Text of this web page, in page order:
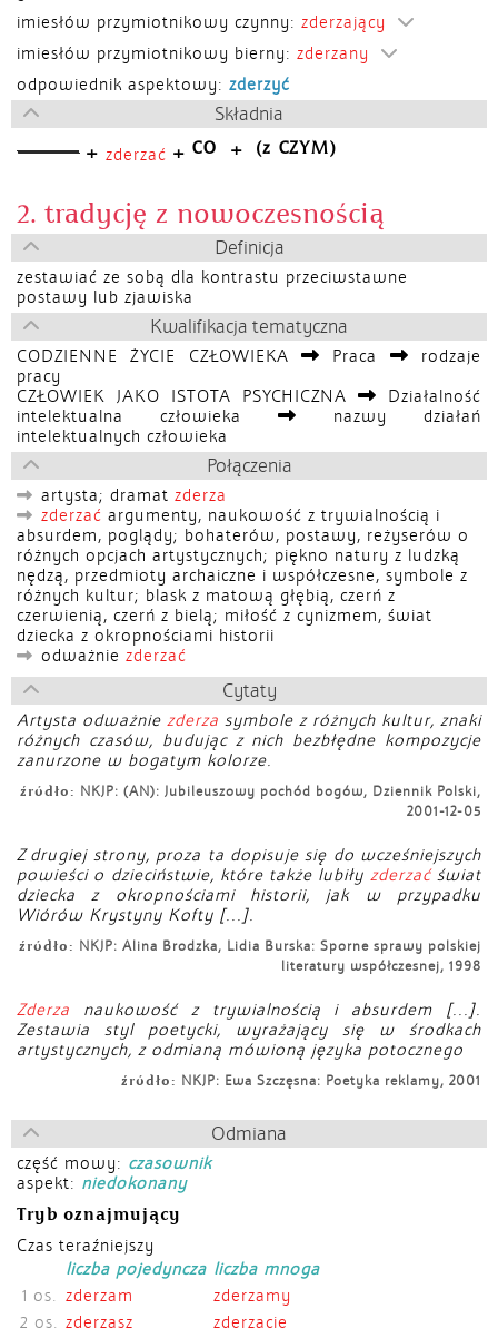
imiesłów przymiotnikowy czynny: zderzający
imiesłów przymiotnikowy bierny: zderzany
odpowiednik aspektowy: zderzyć
Składnia
+ zderzać + CO + (z CZYM)
2. tradycję z nowoczesnością
Definicja
zestawiać ze sobą dla kontrastu przeciwstawne
postawy lub zjawiska
Kwalifikacja tematyczna
CODZIENNE ŻYCIE CZŁOWIEKA Praca
rodzaje
pracy
CZŁOWIEK JAKO ISTOTA PSYCHICZNA
Działalność
intelektualna człowieka
nazwy działań
intelektualnych człowieka
Połączenia
artysta; dramat zderza
zderzać argumenty, naukowość z trywialnością i
absurdem, poglądy; bohaterów, postawy, reżyserów o
różnych opcjach artystycznych; piękno natury z ludzką
nędzą, przedmioty archaiczne i współczesne, symbole z
różnych kultur; blask z matową głębią, czerń z
czerwienią, czerń z bielą; miłość z cynizmem, świat
dziecka z okropnościami historii
odważnie zderzać
Cytaty
Artysta odważnie zderza symbole z różnych kultur, znaki
różnych czasów, budując z nich bezbłędne kompozycje
zanurzone w bogatym kolorze.
źródło: NKJP: (AN): Jubileuszowy pochód bogów, Dziennik Polski,
2001-12-05
Z drugiej strony, proza ta dopisuje się do wcześniejszych
powieści o dzieciństwie, które także lubiły zderzaćświat
dziecka z okropnościami historii, jak w przypadku
Wiórów Krystyny Kofty [...].
źródło: NKJP: Alina Brodzka, Lidia Burska: Sporne sprawy polskiej
literatury współczesnej, 1998
Zderza naukowość z trywialnością i absurdem [...].
Zestawia styl poetycki, wyrażający się w środkach
artystycznych, z odmianą mówioną języka potocznego
źródło: NKJP: Ewa Szczęsna: Poetyka reklamy, 2001
Odmiana
część mowy: czasownik
aspekt: niedokonany
Tryb oznajmujący
Czas teraźniejszy
liczba pojedyncza liczba mnoga
1 os. zderzam
zderzamy
2 os. zderzasz
zderzacie